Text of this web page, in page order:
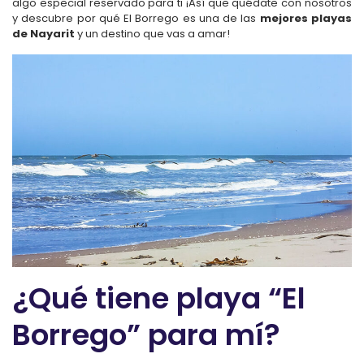
algo especial reservado para ti ¡Así que quédate con nosotros
y descubre por qué El Borrego es una de las mejores playas
de Nayarit y un destino que vas a amar!
¿Qué tiene playa “El
Borrego” para mí?